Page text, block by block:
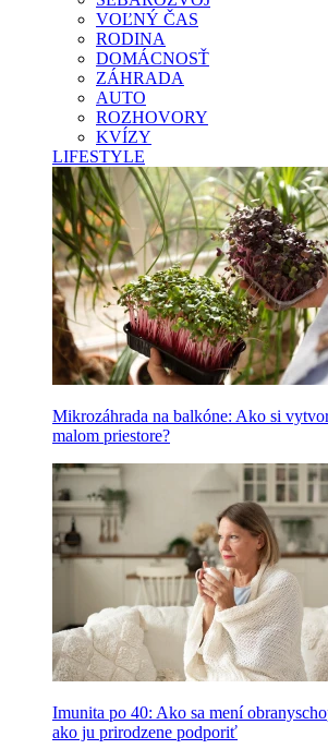
VOĽNÝ ČAS
RODINA
DOMÁCNOSŤ
ZÁHRADA
AUTO
ROZHOVORY
KVÍZY
LIFESTYLE
Mikrozáhrada na balkóne: Ako si
malom priestore?
Imunita po 40: Ako sa mení
ako ju prirodzene podporiť